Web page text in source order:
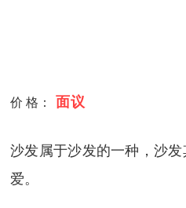
价 格： 面议
沙发属于沙发的一种，沙
爱。